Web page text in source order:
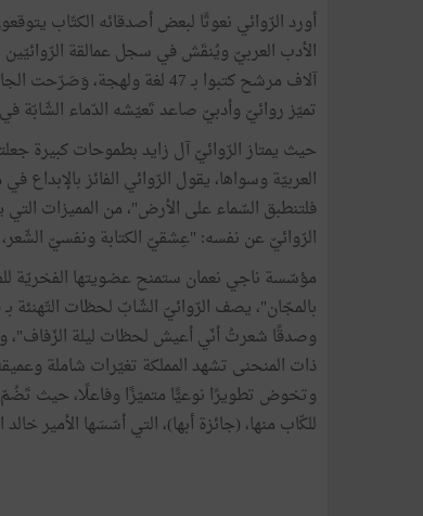
أورد الرّوائي نعوتًا لبعض أصدقائه الكتّاب
الأدب العربيّ ويُنقَش في سجل عمالقة الرّوائيّين
تميّز روائيّ وأدبيّ صاعد تَعيّشه الدّماء الشّابّة
حيث يمتاز الرّوائيّ آل زايد بطموحات كبيرة
العربيّة وسواها، يقول الرّوائي الفائز
فلتنطبق السّماء على الأرض"، من المميزات التي
الرّوائيّ عن نفسه: "عِشقيّ الكتابة ونفسيّ
مؤسّسة ناجي نعمان ستمنح عضويتها الفخريّة
بالمجّان"، يصف الرّوائيّ الشّابّ لحظات التّهنئة
وصدقًا شعرتُ أنّي أعيش لحظات ليلة الزّفاف"،
ذات المنحنى تشهد المملكة تغيّرات شاملة
للكّاب منها، (جائزة أبها)، التي أسّسَها الأمير